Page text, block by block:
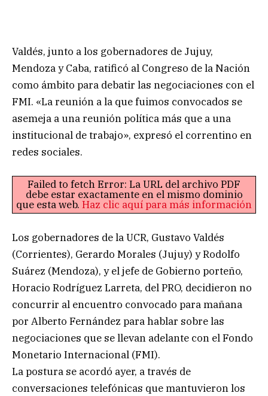
Valdés, junto a los gobernadores de Jujuy,
Mendoza y Caba, ratificó al Congreso de la Nación
como ámbito para debatir las negociaciones con el
FMI. «La reunión a la que fuimos convocados se
asemeja a una reunión política más que a una
institucional de trabajo», expresó el correntino en
redes sociales.
Failed to fetch Error: La URL del archivo PDF
debe estar exactamente en el mismo dominio
que esta web. Haz clic aquí para más información
Los gobernadores de la UCR, Gustavo Valdés
(Corrientes), Gerardo Morales (Jujuy) y Rodolfo
Suárez (Mendoza), y el jefe de Gobierno porteño,
Horacio Rodríguez Larreta, del PRO, decidieron no
concurrir al encuentro convocado para mañana
por Alberto Fernández para hablar sobre las
negociaciones que se llevan adelante con el Fondo
Monetario Internacional (FMI).
La postura se acordó ayer, a través de
conversaciones telefónicas que mantuvieron los